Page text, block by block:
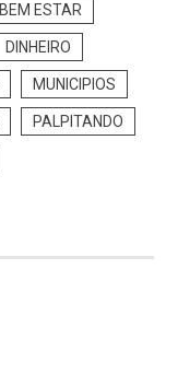
BEM ESTAR
DINHEIRO
MUNICIPIOS
PALPITANDO